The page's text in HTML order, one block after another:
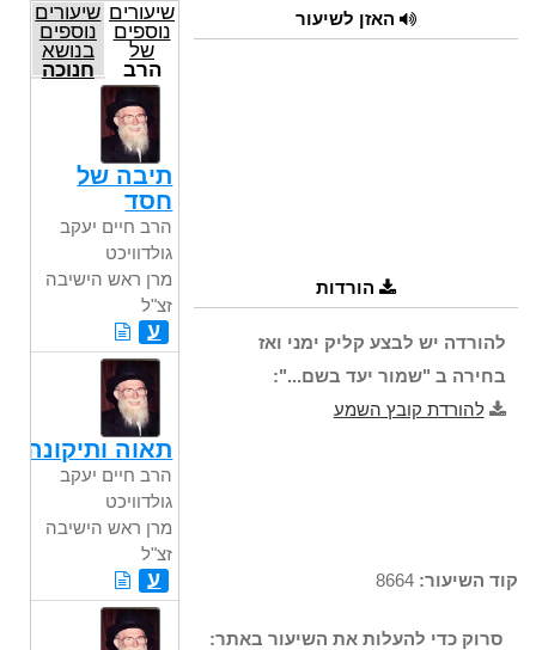
האזן לשיעור
הורדות
להורדה יש לבצע קליק ימני ואז
בחירה ב "שמור יעד בשם...":
להורדת קובץ השמע
קוד השיעור:
סרוק כדי להעלות את השיעור באתר:
שיעורים
נוספים
של
הרב
חיים
יעקב
גולדוויכט
מרן
ראש
הישיבה
זצ"ל
שיעורים
נוספים
בנושא
חנוכה
תיבה של
חסד
הרב חיים יעקב
גולדוויכט
מרן ראש הישיבה
זצ"ל
ע
תאוה ותיקונה
הרב חיים יעקב
גולדוויכט
מרן ראש הישיבה
זצ"ל
ע